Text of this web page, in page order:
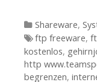
Kategorien
Shareware,
Tags
ftp freeware,
kostenlos,
http
begrenzen,